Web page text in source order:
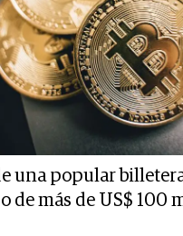
una popular
de más de US$ 100